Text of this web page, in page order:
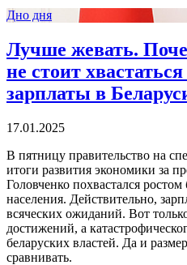
Дно дня
Лучше жевать.
не стоит
зарплаты в
17.01.2025
В пятницу правительство на
итоги развития экономики за
Головченко похвастался ростом
населения. Действительно,
всяческих ожиданий. Вот
достижений, а
беларуских властей. Да и
сравнивать.